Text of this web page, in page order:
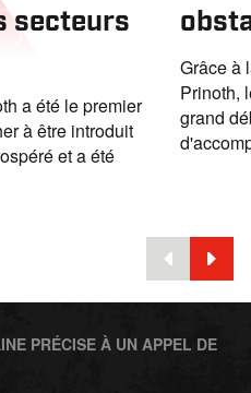
secteurs
a été le premier
à être introduit
et a été
Grâce à
Prinoth,
grand
PRÉCISE À UN APPEL DE